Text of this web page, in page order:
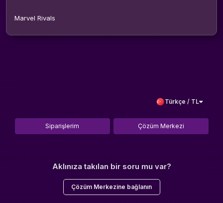
Marvel Rivals
Türkçe / TL
Siparişlerim Çözüm Merkezi
Aklınıza takılan bir soru mu var?
Çözüm Merkezine bağlanın